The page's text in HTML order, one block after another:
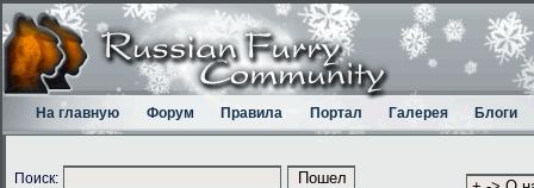
На главную Форум Правила Портал Галерея Блоги
Поиск: